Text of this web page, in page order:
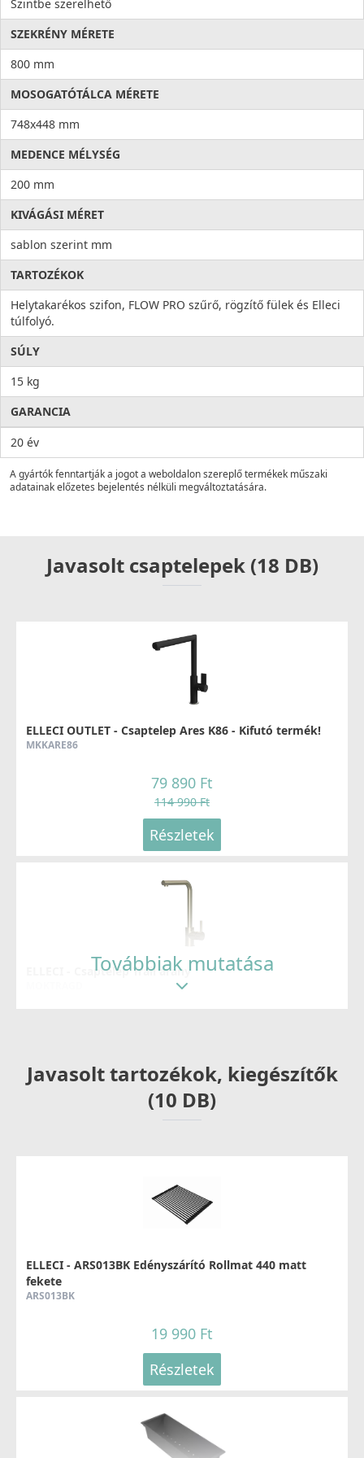
Szintbe szerelhető
SZEKRÉNY MÉRETE
800 mm
MOSOGATÓTÁLCA MÉRETE
748x448 mm
MEDENCE MÉLYSÉG
200 mm
KIVÁGÁSI MÉRET
sablon szerint mm
TARTOZÉKOK
Helytakarékos szifon, FLOW PRO szűrő, rögzítő fülek és Elleci
túlfolyó.
SÚLY
15 kg
GARANCIA
20 év
A gyártók fenntartják a jogot a weboldalon szereplő termékek műszaki
adatainak előzetes bejelentés nélküli megváltoztatására.
Javasolt csaptelepek (18 DB)
ELLECI OUTLET - Csaptelep Ares K86 - Kifutó termék!
MKKARE86
79 890 Ft
114 990 Ft
Részletek
ELLECI - Csaptelep Trail arany
ELLECI - Csaptelep Fold arany
ELLECI - Csaptelep Stream Plus - Arany
Továbbiak mutatása
Javasolt tartozékok, kiegészítők
(10 DB)
ELLECI - ARS013BK Edényszárító Rollmat 440 matt
fekete
ARS013BK
19 990 Ft
Részletek